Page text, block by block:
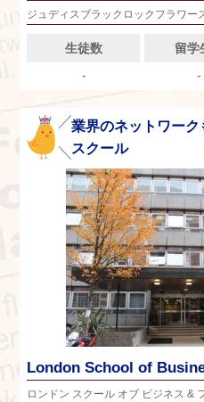
ジュディスブラックロックフラワー
生徒数 留学
-
-
業界のネットワー
スクール
London School of
ロンドン スクール オブ ビジネス &